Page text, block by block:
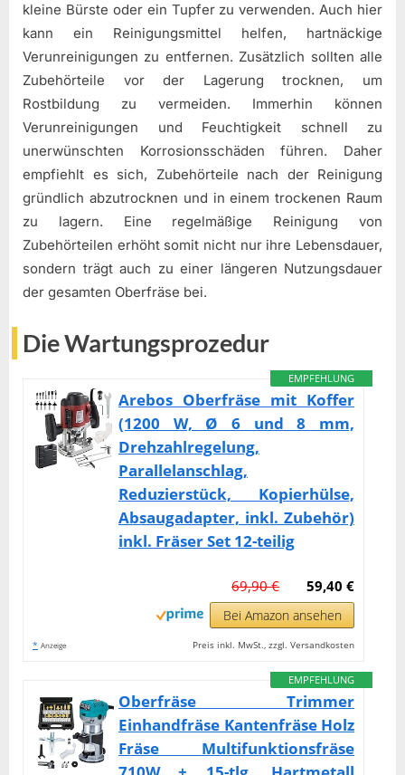
kleine Bürste oder ein Tupfer zu verwenden. Auch hier
kann ein Reinigungsmittel helfen, hartnäckige
Verunreinigungen zu entfernen. Zusätzlich sollten alle
Zubehörteile vor der Lagerung trocknen, um
Rostbildung zu vermeiden. Immerhin können
Verunreinigungen und Feuchtigkeit schnell zu
unerwünschten Korrosionsschäden führen. Daher
empfiehlt es sich, Zubehörteile nach der Reinigung
gründlich abzutrocknen und in einem trockenen Raum
zu lagern. Eine regelmäßige Reinigung von
Zubehörteilen erhöht somit nicht nur ihre Lebensdauer,
sondern trägt auch zu einer längeren Nutzungsdauer
der gesamten Oberfräse bei.
Die Wartungsprozedur
EMPFEHLUNG
Arebos Oberfräse mit Koffer
(1200 W, Ø 6 und 8 mm,
Drehzahlregelung,
Parallelanschlag,
Reduzierstück, Kopierhülse,
Absaugadapter, inkl. Zubehör)
inkl. Fräser Set 12-teilig
59,40 €
69,90 €
Bei Amazon ansehen
* Anzeige Preis inkl. MwSt., zzgl. Versandkosten
EMPFEHLUNG
Oberfräse Trimmer
Einhandfräse Kantenfräse Holz
Fräse Multifunktionsfräse